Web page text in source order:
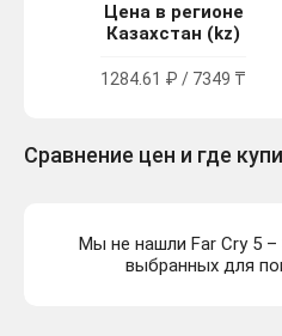
Цена в регионе
Казахстан (kz)
1284.61 ₽ / 7349 ₸
Сравнение цен и где
Мы не нашли Far Cry 5 –
выбранных для